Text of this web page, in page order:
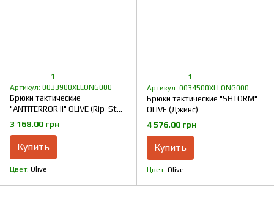
1
Артикул: 0033900XLLONG000
Брюки тактические
"ANTITERROR II" OLIVE (Rip-Stop
Стрейч + Мембрана)
3 168.00 грн
Купить
Цвет Olive
1
Артикул: 0034500XLLONG000
Брюки тактические "SHTORM"
OLIVE (Джинс)
4 576.00 грн
Купить
Цвет Olive